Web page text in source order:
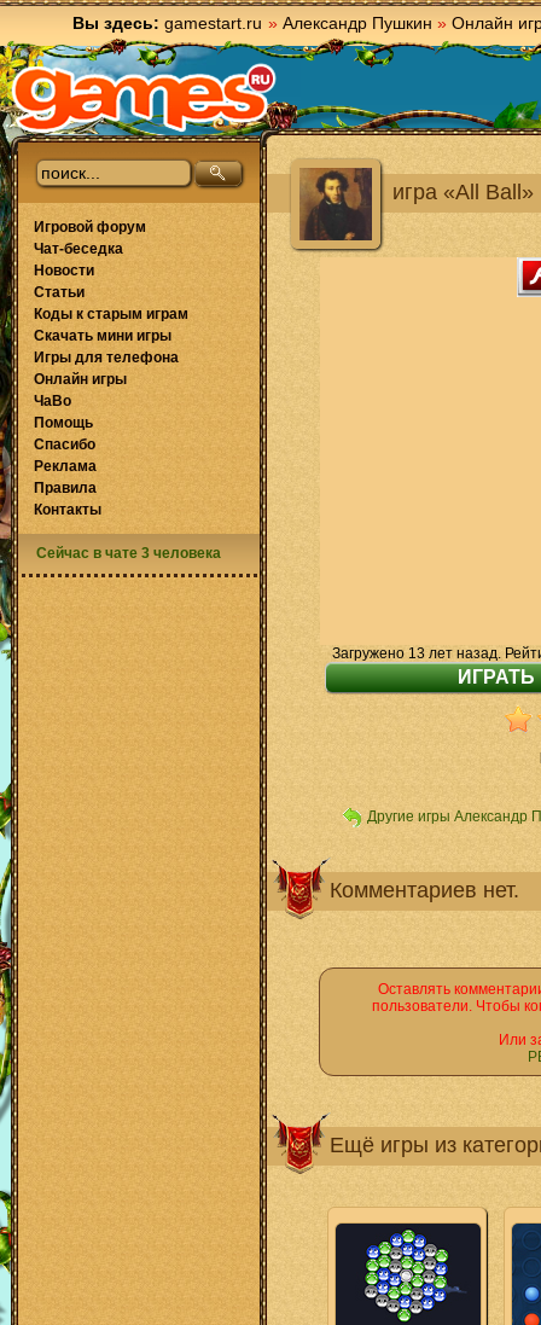
Вы здесь: gamestart.ru » Александр Пушкин » Онлайн
игра «All Ball»
Загружено 13 лет назад.
Другие игры Александр
Комментариев нет.
Оставлять
пользователи. Чтобы
Или
Ещё игры из
Игровой форум
Чат-беседка
Новости
Статьи
Коды к старым играм
Скачать мини игры
Игры для телефона
Онлайн игры
ЧаВо
Помощь
Спасибо
Реклама
Правила
Контакты
Сейчас в чате 3 человека